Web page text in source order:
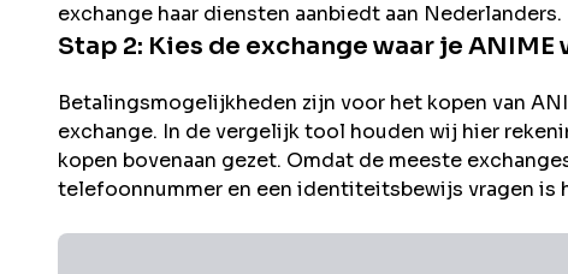
exchange haar diensten aanbiedt aan Nederlanders.
Stap 2: Kies de exchange waar je ANIME
Betalingsmogelijkheden zijn voor het kopen van
exchange. In de vergelijk tool houden wij hier
kopen bovenaan gezet. Omdat de meeste
telefoonnummer en een identiteitsbewijs vragen is